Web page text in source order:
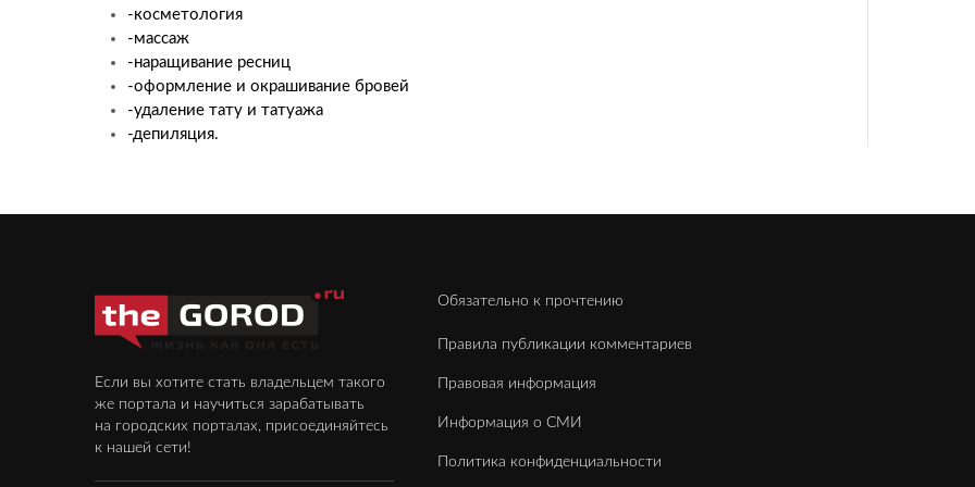
-косметология
-массаж
-наращивание ресниц
-оформление и окрашивание бровей
-удаление тату и татуажа
-депиляция.
Обязательно к прочтению
Правила публикации комментариев
Правовая информация
Информация о СМИ
Политика конфиденциальности
Если вы хотите стать владельцем такого
же портала и научиться зарабатывать
на городских порталах, присоединяйтесь
к нашей сети!